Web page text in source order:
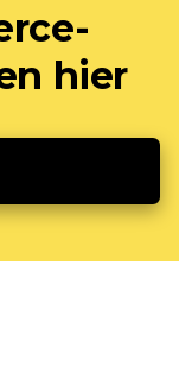
hier